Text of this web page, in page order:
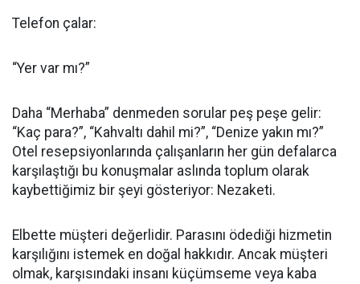
Telefon çalar:
“Yer var mı?”
Daha “Merhaba” denmeden sorular peş peşe gelir:
“Kaç para?”, “Kahvaltı dahil mi?”, “Denize yakın mı?”
Otel resepsiyonlarında çalışanların her gün defalarca
karşılaştığı bu konuşmalar aslında toplum olarak
kaybettiğimiz bir şeyi gösteriyor: Nezaketi.
Elbette müşteri değerlidir. Parasını ödediği hizmetin
karşılığını istemek en doğal hakkıdır. Ancak müşteri
olmak, karşısındaki insanı küçümseme veya kaba